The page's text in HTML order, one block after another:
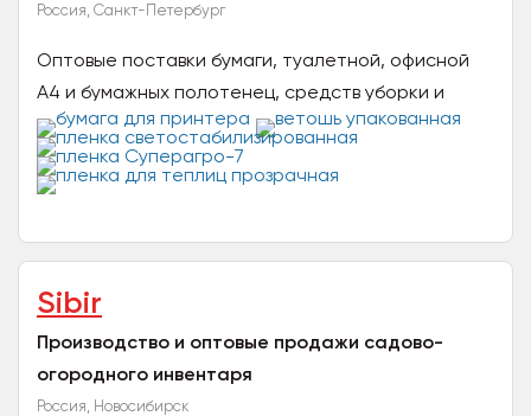
Россия, Санкт-Петербург
Оптовые поставки бумаги, туалетной, офисной
А4 и бумажных полотенец, средств уборки и
наведения чистоты, хозяйственных товаров и
бытовой химии от...
Sibir
Производство и оптовые продажи садово-
огородного инвентаря
Россия, Новосибирск